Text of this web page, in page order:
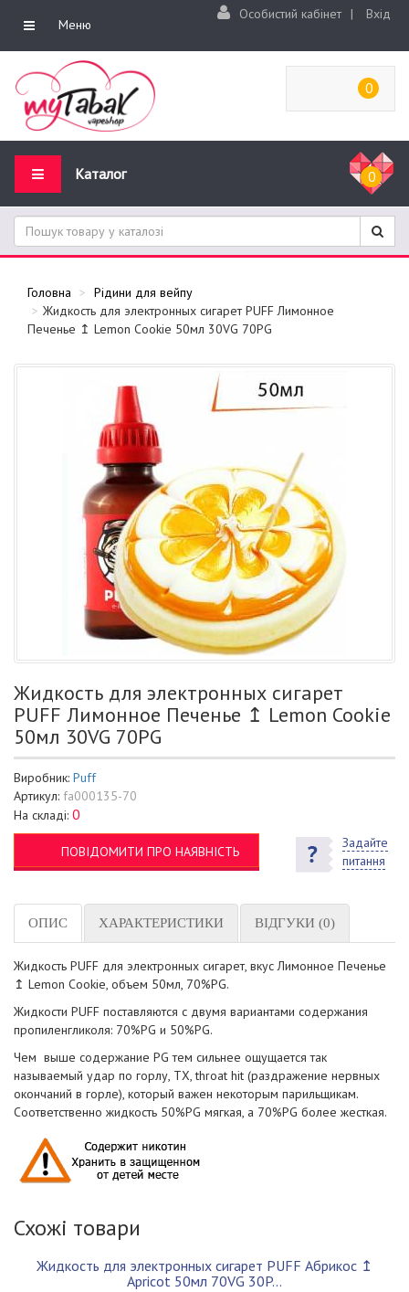
Меню
Особистий кабінет | Вхід
0
Каталог 0
Головна
Рідини для вейпу
Жидкость для электронных сигарет PUFF Лимонное
Печенье ↥ Lemon Cookie 50мл 30VG 70PG
Жидкость для электронных сигарет
PUFF Лимонное Печенье ↥ Lemon Cookie
50мл 30VG 70PG
Виробник: Puff
Артикул: fa000135-70
На складі: 0
ПОВІДОМИТИ ПРО НАЯВНІСТЬ
Задайте
питання
ОПИС ХАРАКТЕРИСТИКИ ВІДГУКИ (0)
Жидкость PUFF для электронных сигарет, вкус Лимонное Печенье
↥ Lemon Cookie, объем 50мл, 70%PG.
Жидкости PUFF поставляются с двумя вариантами содержания
пропиленгликоля: 70%PG и 50%PG.
Чем выше содержание PG тем сильнее ощущается так
называемый удар по горлу, ТХ, throat hit (раздражение нервных
окончаний в горле), который важен некоторым парильщикам.
Соответственно жидкость 50%PG мягкая, а 70%PG более жесткая.
Схожі товари
Жидкость для электронных сигарет PUFF Абрикос ↥
Apricot 50мл 70VG 30P...